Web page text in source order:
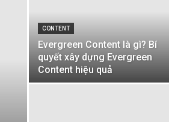
CONTENT
Evergreen Content là gì? Bí
quyết xây dựng Evergreen
Content hiệu quả